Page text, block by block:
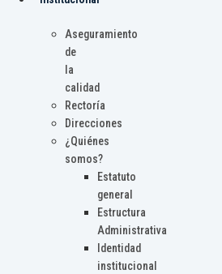
Aseguramiento
de
la
calidad
Rectoría
Direcciones
¿Quiénes
somos?
Estatuto
general
Estructura
Administrativa
Identidad
institucional